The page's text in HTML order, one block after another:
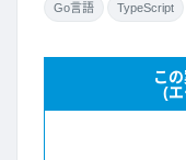
Go言語 TypeScript
こ
(